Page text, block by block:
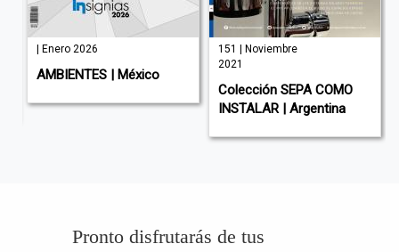
| Enero 2026
AMBIENTES | México
151 | Noviembre
2021
Colección SEPA COMO
INSTALAR | Argentina
Pronto disfrutarás de tus